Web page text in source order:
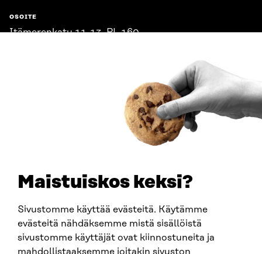
Maistuiskos keksi?
Sivustomme käyttää evästeitä. Käytämme
evästeitä nähdäksemme mistä sisällöistä
sivustomme käyttäjät ovat kiinnostuneita ja
mahdollistaaksemme joitakin sivuston
OSOITE
Itämerenkatu 11-13, PL 160,
SITRA SOSIAALISESSA MEDIASSA
LinkedIn